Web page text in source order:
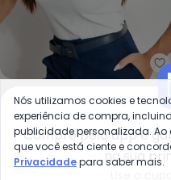
Blusa Canelada em
Viscose(Off White)
COLCCI
R$ 129,90R$ 168,00
ou4xdeR$ 32,47semjuros
-35%
Compre pelo app e
na sua
Nós utilizamos cookies e
experiência de compra,
publicidade personalizada.
que você está ciente e
Privacidadepara saber mais.